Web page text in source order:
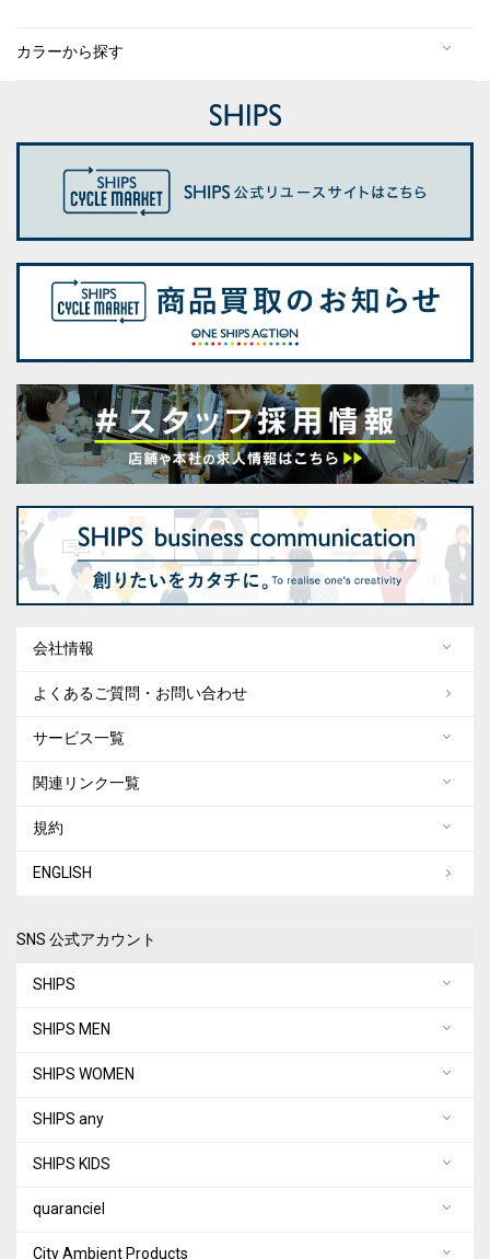
カラーから探す
会社情報
よくあるご質問・お問い合わせ
サービス一覧
関連リンク一覧
規約
ENGLISH
SNS 公式アカウント
SHIPS
SHIPS MEN
SHIPS WOMEN
SHIPS any
SHIPS KIDS
quaranciel
City Ambient Products